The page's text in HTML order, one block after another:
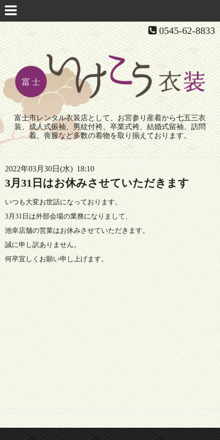
0545-62-8833
富士市レンタル衣装店として、お宮参り産着から七五三衣
装、成人式振袖、男紋付袴、卒業式袴、結婚式留袖、訪問
着、喪服など多数の着物を取り揃えております。
2022年03月30日(水) 18:10
3月31日はお休みさせていただきます
いつも大変お世話になっております。
3月31日は外部会場の業務になりまして、
池幸店舗の営業はお休みさせていただきます。
誠に申し訳ありません。
何卒宜しくお願い申し上げます。